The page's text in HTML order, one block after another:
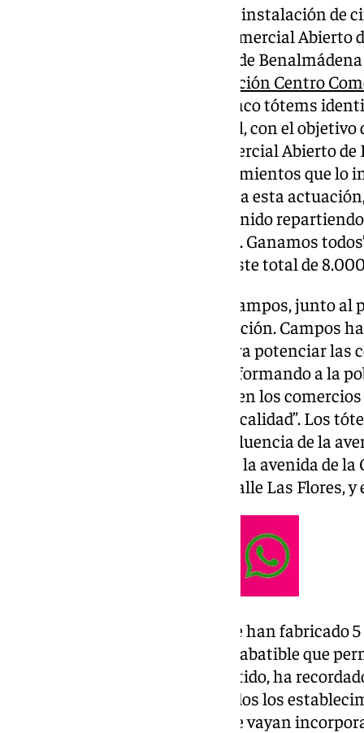
Comercio y ACCAB impulsan la instalación de
establecimientos del Centro Comercial Abierto
de Comercio del Ayuntamiento de
Asociación Centro
(ACCAB) en la instalación de cinco tótems
comerciales de Arroyo de la Miel, con el
conozcan qué es el Centro Comercial Abierto
los diferentes tipos de establecimientos que
sus calles. Como complemento a esta
los comercios locales, se han venido
lema ‘Compra en Benalmádena. Ganamos
actuaciones ha supuesto un coste total de
, Raúl Campos, junto al
Fortes, han presentado la actuación. Campos
“sirven a su vez de campaña para potenciar
de cercanía, concienciando e informando a la
necesitan lo pueden encontrar en los
profesionalidad, compromiso y calidad”. Los
avenida Blas Infante, en la confluencia de la
Ciudad de Melilla, en el cruce de la avenida de
García Lorca, en el inicio de la calle Las Flores,
Jesús Fortes ha detallado que se han
exterior, con un cajón metálico abatible que
del mapa comercial. En ese sentido, ha
señalización “que aglutina a todos los
asociación, y a medida en que se vayan